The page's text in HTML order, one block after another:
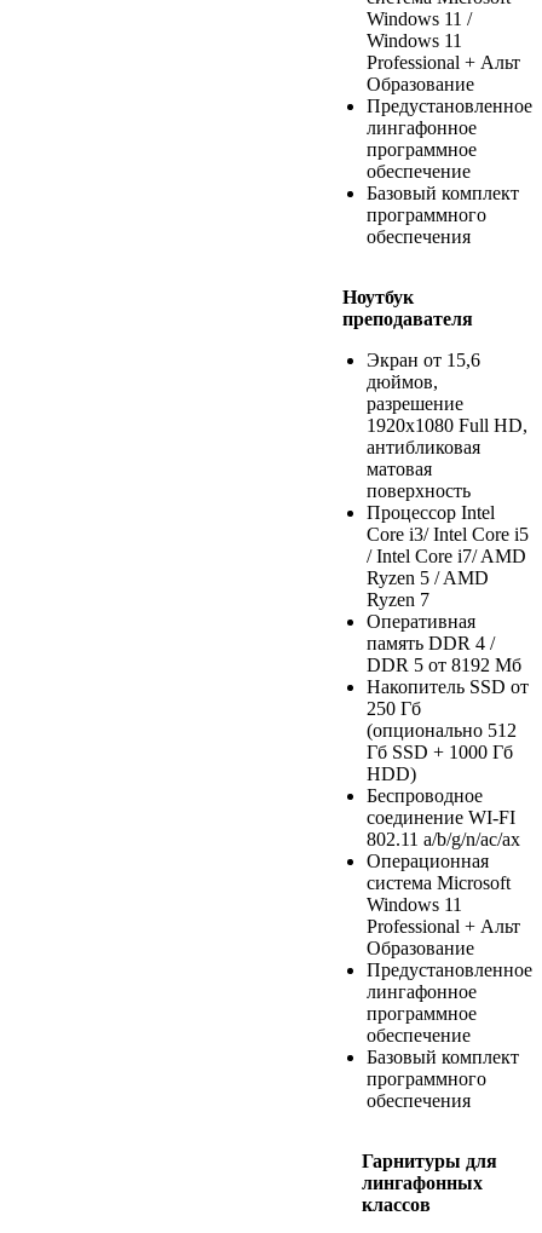
Windows 11 /
Windows 11
Professional + Альт
Образование
Предустановленное
лингафонное
программное
обеспечение
Базовый комплект
программного
обеспечения
Ноутбук
преподавателя
Экран от 15,6
дюймов,
разрешение
1920х1080 Full HD,
антибликовая
матовая
поверхность
Процессор Intel
Core i3/ Intel Core i5
/ Intel Core i7/ AMD
Ryzen 5 / AMD
Ryzen 7
Оперативная
память DDR 4 /
DDR 5 от 8192 Мб
Накопитель SSD от
250 Гб
(опционально 512
Гб SSD + 1000 Гб
HDD)
Беспроводное
соединение WI-FI
802.11 a/b/g/n/ac/ax
Операционная
система Microsoft
Windows 11
Professional + Альт
Образование
Предустановленное
лингафонное
программное
обеспечение
Базовый комплект
программного
обеспечения
Гарнитуры для
лингафонных
классов